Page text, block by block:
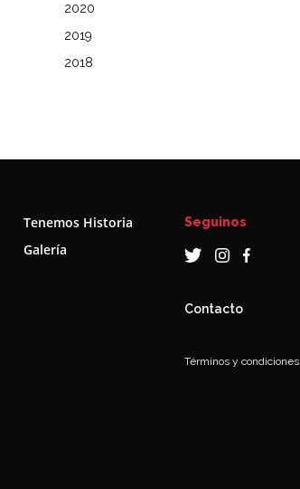
2020
2019
2018
Tenemos Historia
Galería
Seguinos
Contacto
Términos y condiciones